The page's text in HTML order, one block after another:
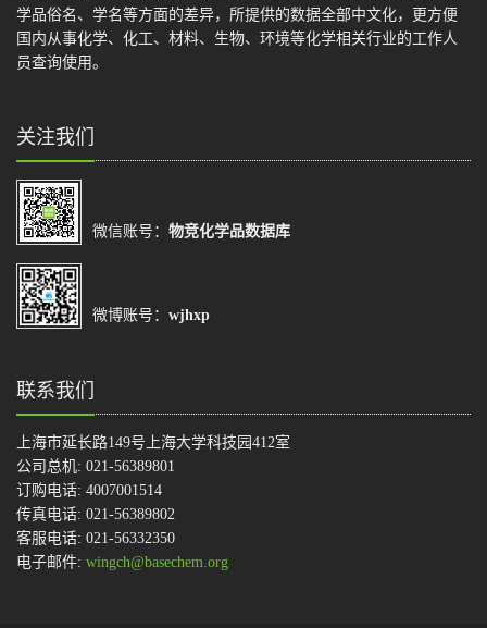
学品俗名、学名等方面的差异，所提供的数据全部中文化，更方便
国内从事化学、化工、材料、生物、环境等化学相关行业的工作人
员查询使用。
关注我们
微信账号： 物竞化学品数据库
微博账号： wjhxp
联系我们
上海市延长路149号上海大学科技园412室
公司总机: 021-56389801
订购电话: 4007001514
传真电话: 021-56389802
客服电话: 021-56332350
电子邮件: wingch@basechem.org